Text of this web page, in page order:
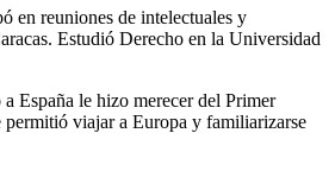
en reuniones de intelectuales y
Estudió Derecho en la Universidad
España le hizo merecer del Primer
permitió viajar a Europa y familiarizarse